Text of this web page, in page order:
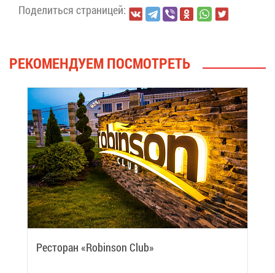
По­де­лить­ся стра­ни­цей:
РЕ­КО­МЕН­ДУ­ЕМ ПО­СМОТ­РЕТЬ
Ре­сто­ран «Robinson Сlub»